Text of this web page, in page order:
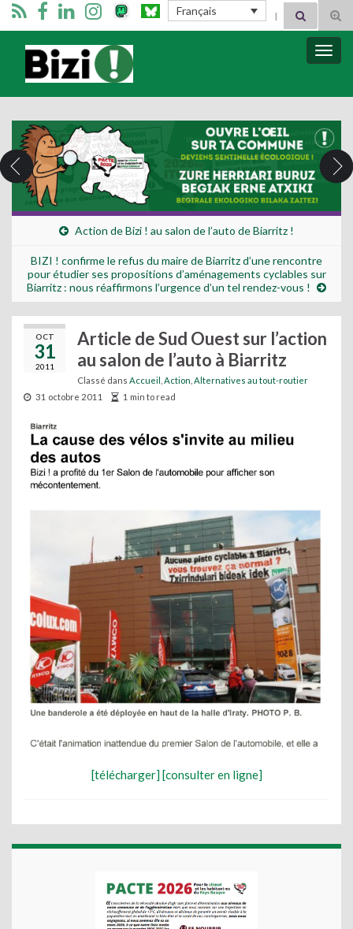
Français Search for:
Bizimugi
Action de Bizi ! au salon de l’auto de Biarritz !
BIZI ! confirme le refus du maire de Biarritz d’une rencontre
pour étudier ses propositions d’aménagements cyclables sur
Biarritz : nous réaffirmons l’urgence d’un tel rendez-vous !
OCT
31
2011
Article de Sud Ouest sur l’action
au salon de l’auto à Biarritz
Classé dans Accueil Action Alternatives au tout-routier
31 octobre 2011
1 min to read
[télécharger][consulter en ligne]